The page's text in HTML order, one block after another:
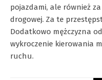
pojazdami, ale również
drogowej. Za te
Dodatkowo mężczyzna
wykroczenie kierowania
ruchu.